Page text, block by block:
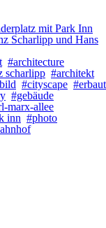
mit Park Inn
Scharlipp und Hans
#architecture
scharlipp #architekt
#cityscape #erbaut
#gebäude
marx-allee
inn #photo